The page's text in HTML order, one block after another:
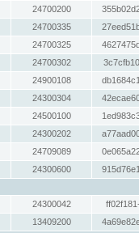
24700200
24700335
24700325
24700302
24900108
24300304
24500100
24300202
24709089
24300600
24300042
13409200